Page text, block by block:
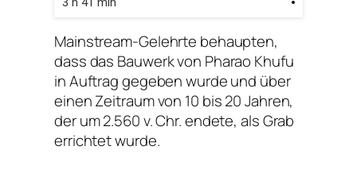
Mainstream-Gelehrte behaupten,
dass das Bauwerk von Pharao Khufu
in Auftrag gegeben wurde und über
einen Zeitraum von 10 bis 20 Jahren,
der um 2.560 v. Chr. endete, als Grab
errichtet wurde.